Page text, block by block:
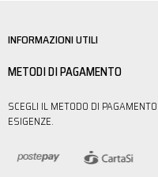
INFORMAZIONI UTILI
METODI DI PAGAMENTO
SCEGLI IL METODO DI
ESIGENZE.